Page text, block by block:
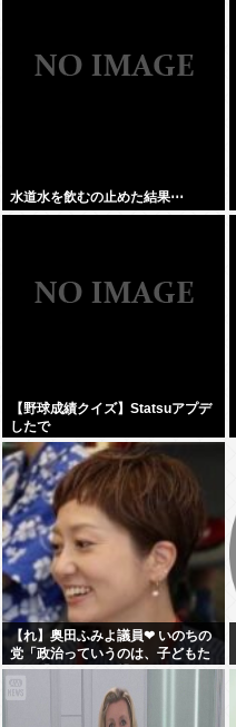
水道水を飲むの止めた結果⋯
【野球成績クイズ】Statsuアプデ
したで
【れ】奥田ふみよ議員❤‍ いのちの
党「政治っていうのは、子どもた
ちに「いのち」を繋いでいくため
にあるんだよ。」